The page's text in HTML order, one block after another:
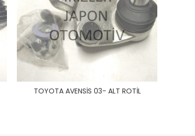
TOYOTA AVENSİS 03- ALT ROTİL